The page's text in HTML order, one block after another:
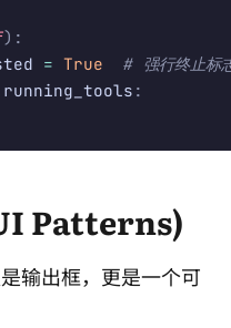
):
= True
# 强行终止标
running_tools :
Patterns)
输出框，更是一个可